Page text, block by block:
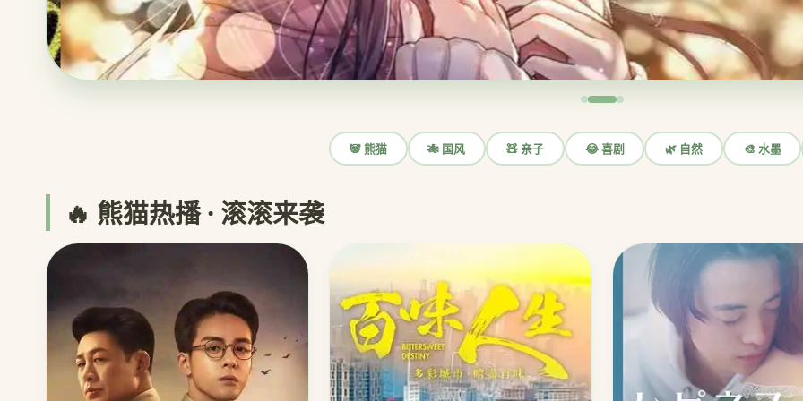
🐼 熊猫 🎋 国风 🧸 亲子 😂 喜剧 🌿 自然 🎨 水墨
🔥 熊猫热播 · 滚滚来袭